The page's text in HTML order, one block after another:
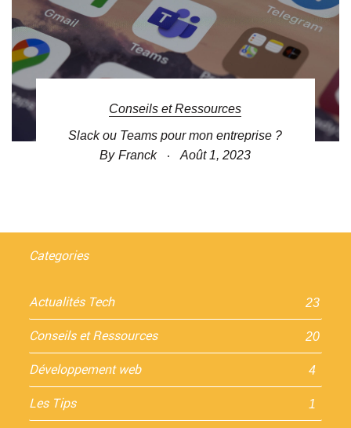
Conseils et Ressources
Slack ou Teams pour mon entreprise ?
By Franck Août 1, 2023
Categories
Actualités Tech 23
Conseils et Ressources 20
Développement web 4
Les Tips 1